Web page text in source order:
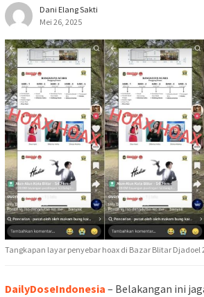
Dani Elang Sakti
Mei 26, 2025
Tangkapan layar penyebar hoax di Bazar Blitar Djadoel
DailyDoseIndonesia – Belakangan ini